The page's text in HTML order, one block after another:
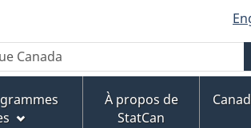
À propos de
StatCan